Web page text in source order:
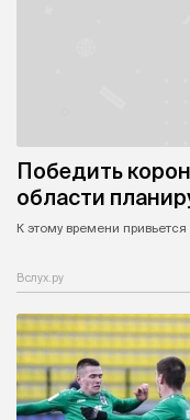
Победить
области
К этому времени
Вслух.ру